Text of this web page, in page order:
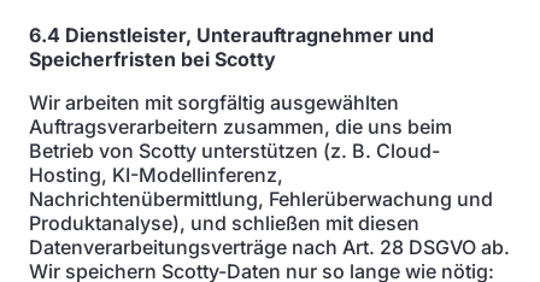
6.4 Dienstleister, Unterauftragnehmer und
Speicherfristen bei Scotty
Wir arbeiten mit sorgfältig ausgewählten
Auftragsverarbeitern zusammen, die uns beim
Betrieb von Scotty unterstützen (z. B. Cloud-
Hosting, KI-Modellinferenz,
Nachrichtenübermittlung, Fehlerüberwachung und
Produktanalyse), und schließen mit diesen
Datenverarbeitungsverträge nach Art. 28 DSGVO ab.
Wir speichern Scotty-Daten nur so lange wie nötig: